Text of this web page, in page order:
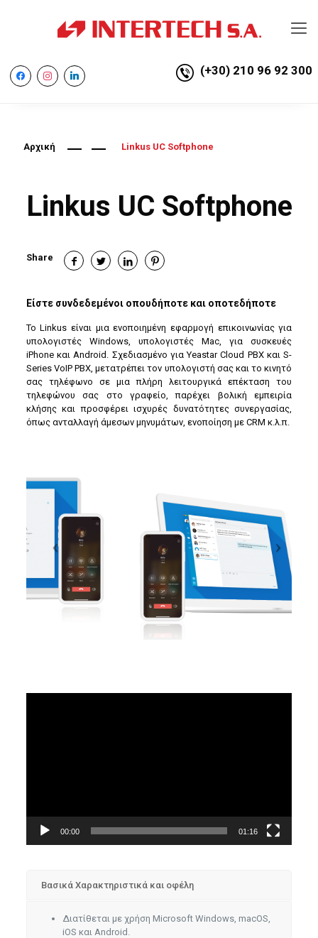
facebookinstagramlinkedin (+30) 210 96 92 300
Αρχική Linkus UC Softphone
Linkus UC Softphone
Share
Είστε συνδεδεμένοι οπουδήποτε και οποτεδήποτε
Το Linkus είναι μια ενοποιημένη εφαρμογή επικοινωνίας για
υπολογιστές Windows, υπολογιστές Mac, για συσκευές
iPhone και Android. Σχεδιασμένο για Yeastar Cloud PBX και S-
Series VoIP PBX, μετατρέπει τον υπολογιστή σας και το κινητό
σας τηλέφωνο σε μια πλήρη λειτουργικά επέκταση του
τηλεφώνου σας στο γραφείο, παρέχει βολική εμπειρία
κλήσης και προσφέρει ισχυρές δυνατότητες συνεργασίας,
όπως ανταλλαγή άμεσων μηνυμάτων, ενοποίηση με CRM κ.λ.π.
00:00 01:16
Βασικά Χαρακτηριστικά και οφέλη
Διατίθεται με χρήση Microsoft Windows, macOS,
iOS και Android.